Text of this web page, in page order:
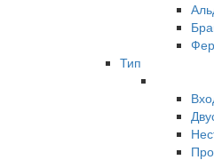
Тип